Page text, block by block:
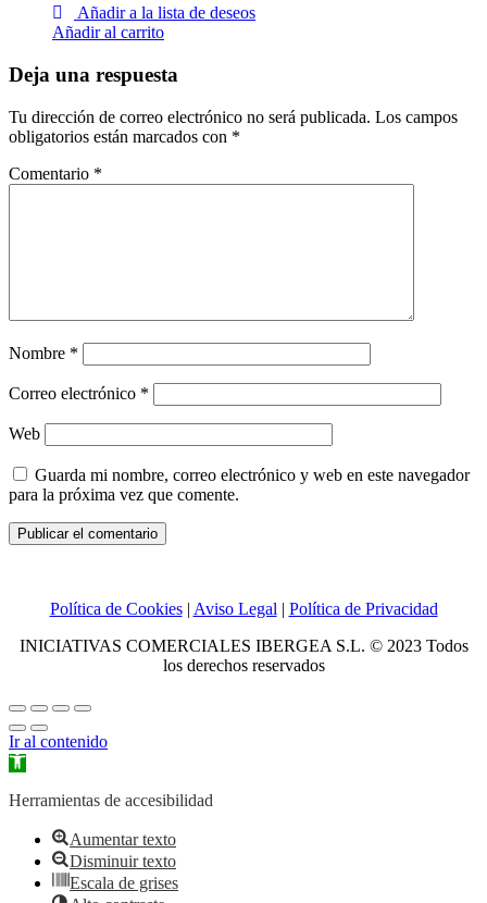
Añadir a la lista de deseos
Añadir al carrito
Deja una respuesta
Tu dirección de correo electrónico no será publicada. Los campos
obligatorios están marcados con *
Comentario *
Nombre *
Correo electrónico *
Web
Guarda mi nombre, correo electrónico y web en este navegador
para la próxima vez que comente.
Política de Cookies| Aviso Legal | Política de Privacidad
INICIATIVAS COMERCIALES IBERGEA S.L. © 2023 Todos
los derechos reservados
Ir al contenido
Abrir
de
Herramientas de accesibilidad
Aumentar texto
Disminuir texto
Escala de grises